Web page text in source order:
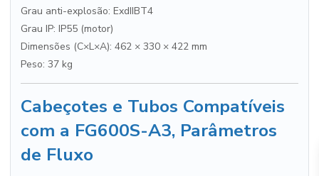
Grau anti-explosão: ExdIIBT4
Grau IP: IP55 (motor)
Dimensões (C×L×A): 462 × 330 × 422 mm
Peso: 37 kg
Cabeçotes e Tubos Compatíveis
com a FG600S-A3, Parâmetros
de Fluxo